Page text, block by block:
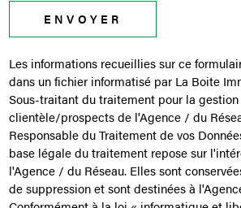
ENVOYER
Les informations recueillies sur ce
dans un fichier informatisé par La Boite
Sous-traitant du traitement pour la
clientèle/prospects de l'Agence / du
Responsable du Traitement de vos
base légale du traitement repose sur
l'Agence / du Réseau. Elles sont
de suppression et sont destinées à